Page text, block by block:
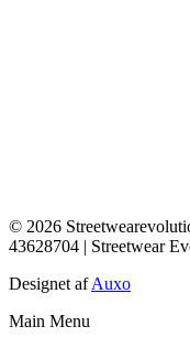
© 2026
43628704 | Streetwear
Designet afAuxo
Main Menu